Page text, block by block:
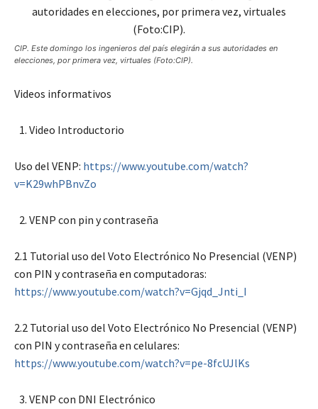
CIP. Este domingo los ingenieros del país elegirán a sus autoridades en
elecciones, por primera vez, virtuales (Foto:CIP).
Videos informativos
Video Introductorio
Uso del VENP: https://www.youtube.com/watch?
v=K29whPBnvZo
VENP con pin y contraseña
2.1 Tutorial uso del Voto Electrónico No Presencial (VENP)
con PIN y contraseña en computadoras:
https://www.youtube.com/watch?v=Gjqd_Jnti_I
2.2 Tutorial uso del Voto Electrónico No Presencial (VENP)
con PIN y contraseña en celulares:
https://www.youtube.com/watch?v=pe-8fcUJlKs
VENP con DNI Electrónico